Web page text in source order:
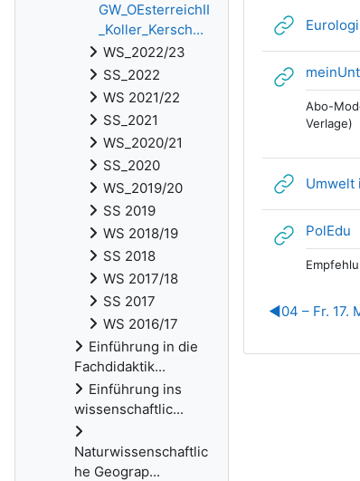
Abo-
Verlage)
Umwelt
PolEdu
◀︎04 – Fr. 17.
GW_OEsterreichII
_Koller_Kersch...
WS_2022/23
SS_2022
WS 2021/22
SS_2021
WS_2020/21
SS_2020
WS_2019/20
SS 2019
WS 2018/19
SS 2018
WS 2017/18
SS 2017
WS 2016/17
Einführung in die
Fachdidaktik...
Einführung ins
wissenschaftlic...
Naturwissenschaftlic
he Geograp...